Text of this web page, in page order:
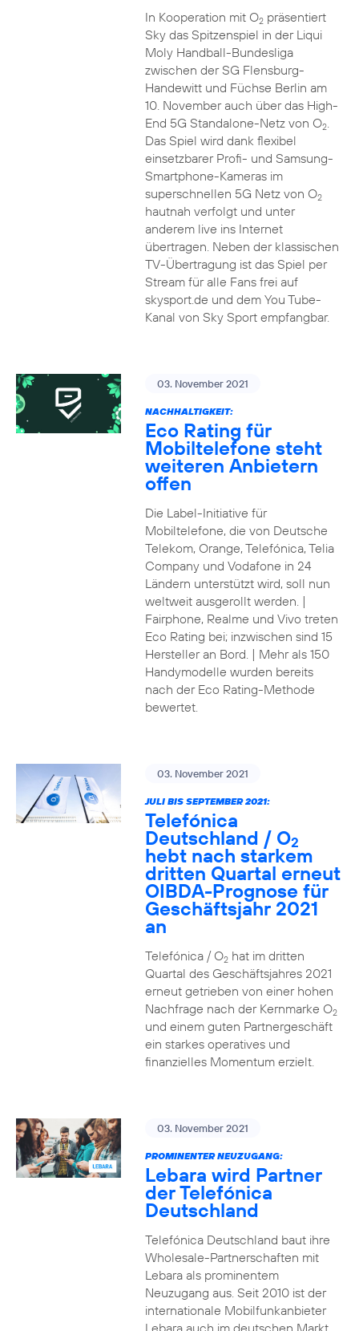
In Kooperation mit O2präsentiert
Sky das Spitzenspiel in der Liqui
Moly Handball-Bundesliga
zwischen der SG Flensburg-
Handewitt und Füchse Berlin am
10. November auch über das High-
End 5G Standalone-Netz von O2.
Das Spiel wird dank flexibel
einsetzbarer Profi- und Samsung-
Smartphone-Kameras im
superschnellen 5G Netz von O2
hautnah verfolgt und unter
anderem live ins Internet
übertragen. Neben der klassischen
TV-Übertragung ist das Spiel per
Stream für alle Fans frei auf
skysport.de und dem You Tube-
Kanal von Sky Sport empfangbar.
03. November 2021
NACHHALTIGKEIT:
Eco Rating für
Mobiltelefone steht
weiteren Anbietern
offen
Die Label-Initiative für
Mobiltelefone, die von Deutsche
Telekom, Orange, Telefónica, Telia
Company und Vodafone in 24
Ländern unterstützt wird, soll nun
weltweit ausgerollt werden. |
Fairphone, Realme und Vivo treten
Eco Rating bei; inzwischen sind 15
Hersteller an Bord. | Mehr als 150
Handymodelle wurden bereits
nach der Eco Rating-Methode
bewertet.
03. November 2021
JULI BIS SEPTEMBER 2021:
Telefónica
Deutschland / O2
hebt nach starkem
dritten Quartal erneut
OIBDA-Prognose für
Geschäftsjahr 2021
an
Telefónica / O2hat im dritten
Quartal des Geschäftsjahres 2021
erneut getrieben von einer hohen
Nachfrage nach der Kernmarke O2
und einem guten Partnergeschäft
ein starkes operatives und
finanzielles Momentum erzielt.
03. November 2021
PROMINENTER NEUZUGANG:
Lebara wird Partner
der Telefónica
Deutschland
Telefónica Deutschland baut ihre
Wholesale-Partnerschaften mit
Lebara als prominentem
Neuzugang aus. Seit 2010 ist der
internationale Mobilfunkanbieter
Lebara auch im deutschen Markt